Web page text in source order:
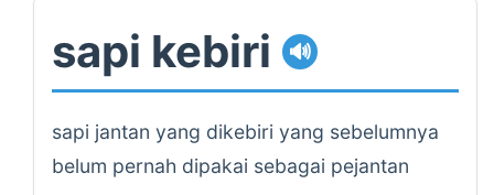
sapi kebiri 🔊
sapi jantan yang dikebiri yang sebelumnya
belum pernah dipakai sebagai pejantan